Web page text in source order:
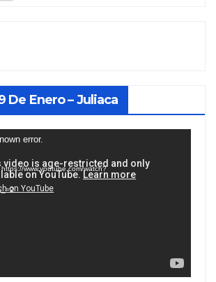
De Enero – Juliaca
error.
www.youtube.com/watch?